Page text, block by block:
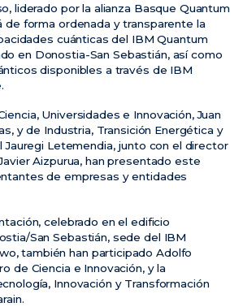
liderado por la alianza Basque Quantum
de forma ordenada y transparente la
cuánticas del IBM Quantum
en Donostia-San Sebastián, así como
disponibles a través de IBM
Universidades e Innovación, Juan
y de Industria, Transición Energética y
Jauregi Letemendia, junto con el director
Aizpurua, han presentado este
de empresas y entidades
celebrado en el edificio
San Sebastián, sede del IBM
también han participado Adolfo
de Ciencia e Innovación, y la
Innovación y Transformación